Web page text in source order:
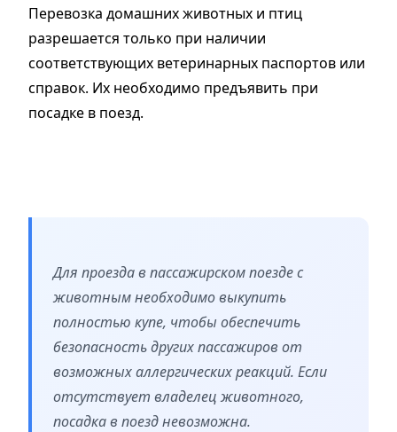
Перевозка домашних животных и птиц
разрешается только при наличии
соответствующих ветеринарных паспортов или
справок. Их необходимо предъявить при
посадке в поезд.
Для проезда в пассажирском поезде с
животным необходимо выкупить
полностью купе, чтобы обеспечить
безопасность других пассажиров от
возможных аллергических реакций. Если
отсутствует владелец животного,
посадка в поезд невозможна.